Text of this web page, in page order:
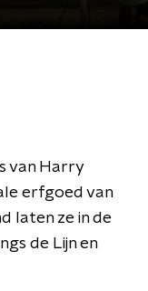
van Harry
erfgoed van
laten ze in de
de Lijn en